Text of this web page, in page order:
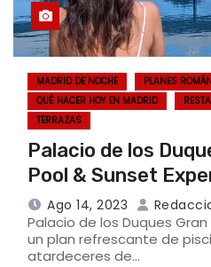
MADRID DE NOCHE
PLANES
QUÉ HACER HOY EN MADRID
TERRAZAS
Palacio de los
Pool & Sunset
Ago 14, 2023
Palacio de los Duques
un plan refrescante de
atardeceres de…